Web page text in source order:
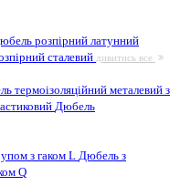
розпірний латунний
сталевий дивитись все
термоізоляційний металевий з
Дюбель
з гаком L Дюбель з
Q